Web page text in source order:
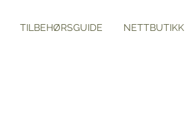
TILBEHØRSGUIDE NETTBUTIKK